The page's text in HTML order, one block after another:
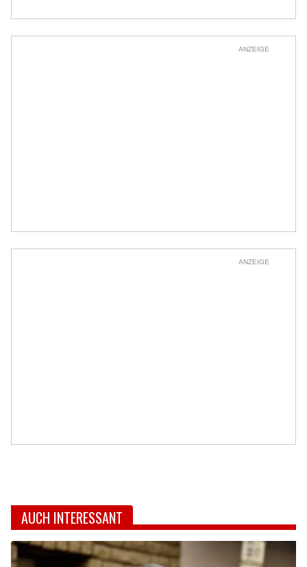
ANZEIGE
ANZEIGE
AUCH INTERESSANT